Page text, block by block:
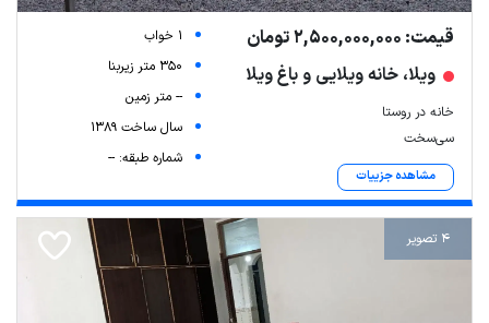
قیمت: 2,500,000,000 تومان
ویلا، خانه ویلایی و باغ ویلا
خانه در روستا
سی‌سخت
مشاهده جزییات
1 خواب
350 متر زیربنا
-- متر زمین
سال ساخت 1389
شماره طبقه: --
4 تصویر